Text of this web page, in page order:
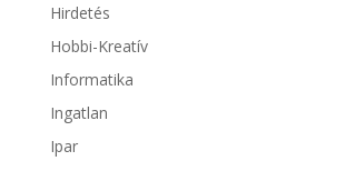
Hirdetés
Hobbi-Kreatív
Informatika
Ingatlan
Ipar